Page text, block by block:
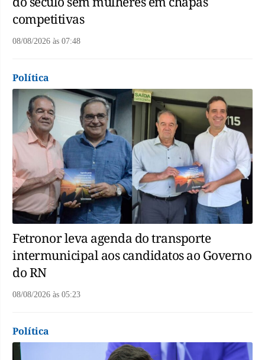
competitivas
08/08/2026 às 07:48
Política
Fetronor leva agenda do transporte
intermunicipal aos candidatos ao Governo
do RN
08/08/2026 às 05:23
Política